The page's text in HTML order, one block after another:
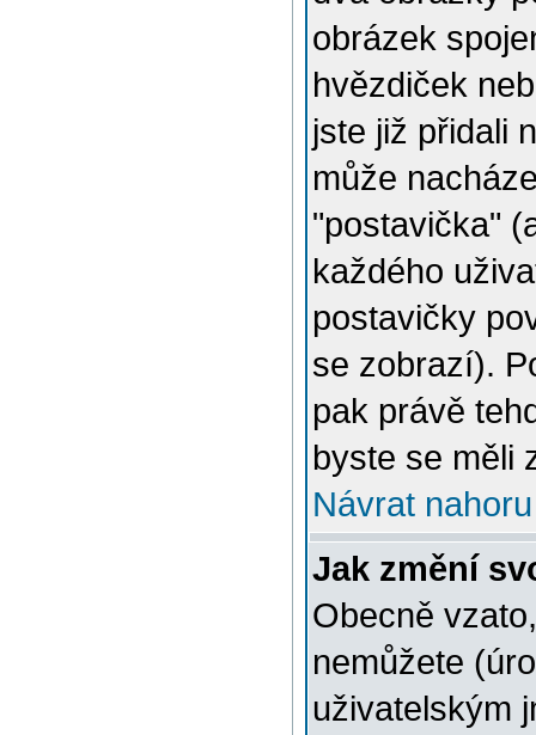
obrázek
hvězdiček
jste již přidali
může
"postavička"
každého
postavičky
se zobrazí).
pak právě
byste se měli
Návrat nahoru
Jak změní
Obecně
nemůžete
uživatelským